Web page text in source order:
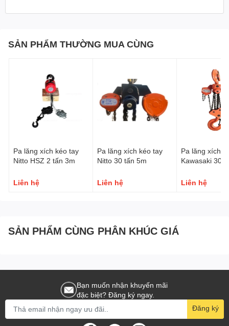
SẢN PHẨM THƯỜNG MUA CÙNG
Pa lăng xích kéo tay
Nitto HSZ 2 tấn 3m
Liên hệ
Pa lăng xích kéo tay
Nitto 30 tấn 5m
Liên hệ
Pa lăng xích
Kawasaki 30
Liên hệ
SẢN PHẨM CÙNG PHÂN KHÚC GIÁ
Bạn muốn nhận khuyến mãi
đặc biệt? Đăng ký ngay.
Đăng ký